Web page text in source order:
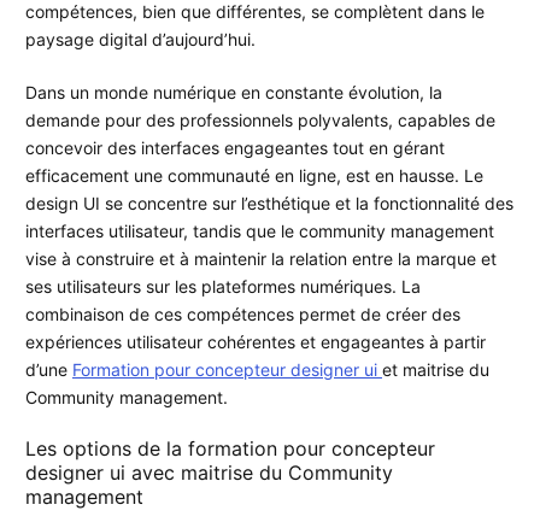
compétences, bien que différentes, se complètent dans le
paysage digital d’aujourd’hui.
Dans un monde numérique en constante évolution, la
demande pour des professionnels polyvalents, capables de
concevoir des interfaces engageantes tout en gérant
efficacement une communauté en ligne, est en hausse. Le
design UI se concentre sur l’esthétique et la fonctionnalité des
interfaces utilisateur, tandis que le community management
vise à construire et à maintenir la relation entre la marque et
ses utilisateurs sur les plateformes numériques. La
combinaison de ces compétences permet de créer des
expériences utilisateur cohérentes et engageantes à partir
d’une Formation pour concepteur designer ui et maitrise du
Community management.
Les options de la formation pour concepteur
designer ui avec maitrise du Community
management